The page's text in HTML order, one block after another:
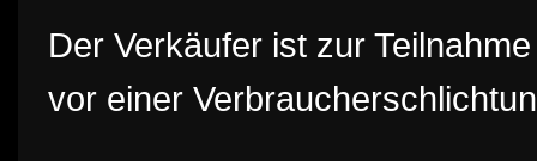
Der Verkäufer ist zur
vor einer